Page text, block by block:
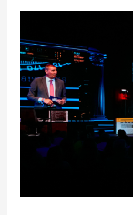
REALE
A
SUS
EN
ESTRELLAS
DE
CINE